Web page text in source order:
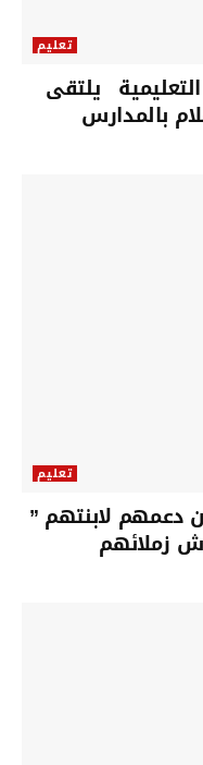
تعليم
يلتقى
بالمدارس
تعليم
دعمهم لابنتهم ”
زملائهم